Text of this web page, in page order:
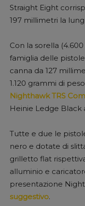
Straight Eight
197 millimetri la
Con la sorella
famiglia delle
canna da 127
1.120 grammi di
Nighthawk TRS
Heinie Ledge Black
Tutte e due le
nero e dotate di
grilletto flat
alluminio e
presentazione
suggestivo.